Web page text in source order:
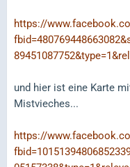
https://
und hier ist eine Karte
Mistvieches...
https://